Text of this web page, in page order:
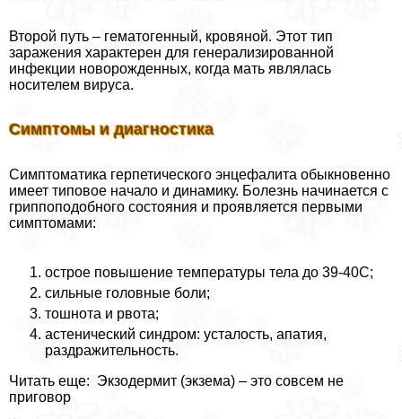
Второй путь – гематогенный, кровяной. Этот тип
заражения хаpaктерен для генерализированной
инфекции новорожденных, когда мать являлась
носителем вируса.
Симптомы и диагностика
Симптоматика герпетического энцефалита обыкновенно
имеет типовое начало и динамику. Болезнь начинается с
гриппоподобного состояния и проявляется первыми
симптомами:
острое повышение температуры тела до 39-40С;
сильные головные боли;
тошнота и рвота;
астенический синдром: усталость, апатия,
раздражительность.
Читать еще: Экзодермит (экзема) – это совсем не
приговор